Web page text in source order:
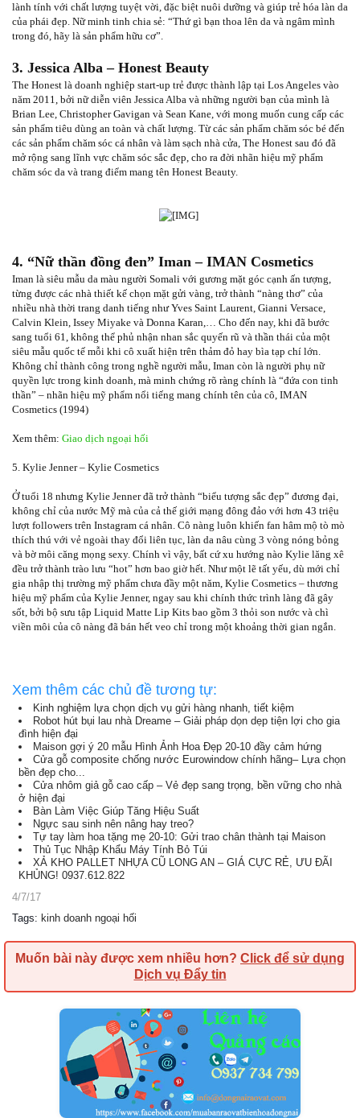
lành tính với chất lượng tuyệt vời, đặc biệt nuôi dưỡng và giúp trẻ hóa làn da
của phái đẹp. Nữ minh tinh chia sẻ: “Thứ gì bạn thoa lên da và ngâm mình
trong đó, hãy là sản phẩm hữu cơ”.
3. Jessica Alba – Honest Beauty
The Honest là doanh nghiệp start-up trẻ được thành lập tại Los Angeles vào
năm 2011, bởi nữ diễn viên Jessica Alba và những người bạn của mình là
Brian Lee, Christopher Gavigan và Sean Kane, với mong muốn cung cấp các
sản phẩm tiêu dùng an toàn và chất lượng. Từ các sản phẩm chăm sóc bé đến
các sản phẩm chăm sóc cá nhân và làm sạch nhà cửa, The Honest sau đó đã
mở rộng sang lĩnh vực chăm sóc sắc đẹp, cho ra đời nhãn hiệu mỹ phẩm
chăm sóc da và trang điểm mang tên Honest Beauty.
4. “Nữ thần đồng đen” Iman – IMAN Cosmetics
Iman là siêu mẫu da màu người Somali với gương mặt góc cạnh ấn tượng,
từng được các nhà thiết kế chọn mặt gửi vàng, trở thành “nàng thơ” của
nhiều nhà thời trang danh tiếng như Yves Saint Laurent, Gianni Versace,
Calvin Klein, Issey Miyake và Donna Karan,… Cho đến nay, khi đã bước
sang tuổi 61, không thể phủ nhận nhan sắc quyến rũ và thần thái của một
siêu mẫu quốc tế mỗi khi cô xuất hiện trên thảm đỏ hay bìa tạp chí lớn.
Không chỉ thành công trong nghề người mẫu, Iman còn là người phụ nữ
quyền lực trong kinh doanh, mà minh chứng rõ ràng chính là “đứa con tinh
thần” – nhãn hiệu mỹ phẩm nổi tiếng mang chính tên của cô, IMAN
Cosmetics (1994)
Xem thêm: Giao dịch ngoại hối
5. Kylie Jenner – Kylie Cosmetics
Ở tuổi 18 nhưng Kylie Jenner đã trở thành “biểu tượng sắc đẹp” đương đại,
không chỉ của nước Mỹ mà của cả thế giới mạng đông đảo với hơn 43 triệu
lượt followers trên Instagram cá nhân. Cô nàng luôn khiến fan hâm mộ tò mò
thích thú với vẻ ngoài thay đổi liên tục, làn da nâu cùng 3 vòng nóng bỏng
và bờ môi căng mọng sexy. Chính vì vậy, bất cứ xu hướng nào Kylie lăng xê
đều trở thành trào lưu “hot” hơn bao giờ hết. Như một lẽ tất yếu, dù mới chỉ
gia nhập thị trường mỹ phẩm chưa đầy một năm, Kylie Cosmetics – thương
hiệu mỹ phẩm của Kylie Jenner, ngay sau khi chính thức trình làng đã gây
sốt, bởi bộ sưu tập Liquid Matte Lip Kits bao gồm 3 thỏi son nước và chì
viền môi của cô nàng đã bán hết veo chỉ trong một khoảng thời gian ngắn.
Xem thêm các chủ đề tương tự:
Kinh nghiệm lựa chọn dịch vụ gửi hàng nhanh, tiết kiệm
Robot hút bụi lau nhà Dreame – Giải pháp dọn dẹp tiện lợi cho gia
đình hiện đại
Maison gợi ý 20 mẫu Hình Ảnh Hoa Đẹp 20-10 đầy cảm hứng
Cửa gỗ composite chống nước Eurowindow chính hãng– Lựa chọn
bền đẹp cho...
Cửa nhôm giả gỗ cao cấp – Vẻ đẹp sang trọng, bền vững cho nhà
ở hiện đại
Bàn Làm Việc Giúp Tăng Hiệu Suất
Ngực sau sinh nên nâng hay treo?
Tự tay làm hoa tặng mẹ 20-10: Gửi trao chân thành tại Maison
Thủ Tục Nhập Khẩu Máy Tính Bỏ Túi
XẢ KHO PALLET NHỰA CŨ LONG AN – GIÁ CỰC RẺ, ƯU ĐÃI
KHỦNG! 0937.612.822
4/7/17
Tags: kinh doanh ngoại hối
Muốn bài này được xem nhiều hơn? Click để sử dụng
Dịch vụ Đẩy tin